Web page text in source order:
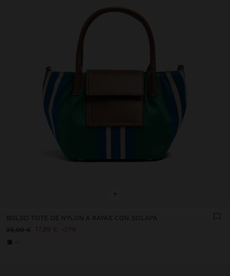
+
BOLSO TOTE DE NYLON A RAYAS CON SOLAPA
25,99 €
17,99 € 31%